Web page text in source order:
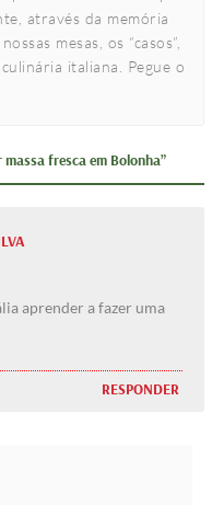
através da memória
mesas, os “casos”,
italiana. Pegue o
fresca em Bolonha”
aprender a fazer uma
RESPONDER